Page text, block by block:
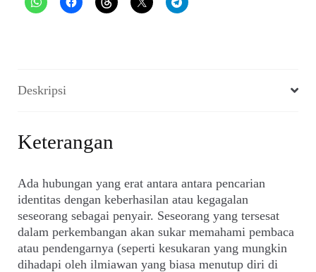
Deskripsi
Keterangan
Ada hubungan yang erat antara antara pencarian
identitas dengan keberhasilan atau kegagalan
seseorang sebagai penyair. Seseorang yang tersesat
dalam perkembangan akan sukar memahami pembaca
atau pendengarnya (seperti kesukaran yang mungkin
dihadapi oleh ilmiawan yang biasa menutup diri di